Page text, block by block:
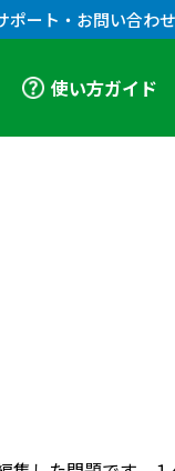
ポート・お問い合わせ
使い方ガイド